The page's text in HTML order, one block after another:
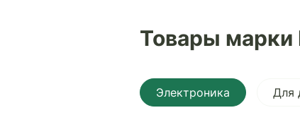
Товары марки
Электроника Для